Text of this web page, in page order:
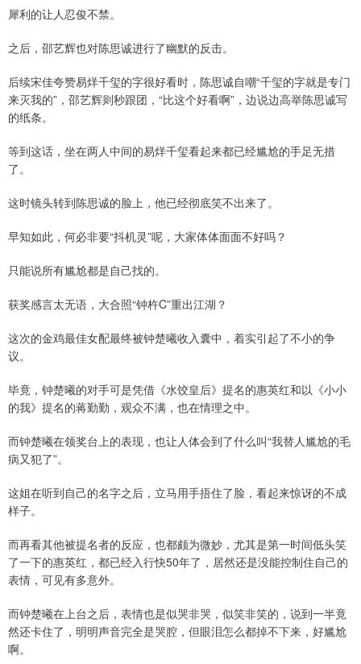
犀利的让人忍俊不禁。
之后，邵艺辉也对陈思诚进行了幽默的反击。
后续宋佳夸赞易烊千玺的字很好看时，陈思诚自嘲“千玺的字就是专门
来灭我的”，邵艺辉则秒跟团，“比这个好看啊”，边说边高举陈思诚写
的纸条。
等到这话，坐在两人中间的易烊千玺看起来都已经尴尬的手足无措
了。
这时镜头转到陈思诚的脸上，他已经彻底笑不出来了。
早知如此，何必非要“抖机灵”呢，大家体体面面不好吗？
只能说所有尴尬都是自己找的。
获奖感言太无语，大合照“钟杵C”重出江湖？
这次的金鸡最佳女配最终被钟楚曦收入囊中，着实引起了不小的争
议。
毕竟，钟楚曦的对手可是凭借《水饺皇后》提名的惠英红和以《小小
的我》提名的蒋勤勤，观众不满，也在情理之中。
而钟楚曦在领奖台上的表现，也让人体会到了什么叫“我替人尴尬的毛
病又犯了”。
这姐在听到自己的名字之后，立马用手捂住了脸，看起来惊讶的不成
样子。
而再看其他被提名者的反应，也都颇为微妙，尤其是第一时间低头笑
了一下的惠英红，都已经入行快50年了，居然还是没能控制住自己的
表情，可见有多意外。
而钟楚曦在上台之后，表情也是似哭非哭，似笑非笑的，说到一半竟
然还卡住了，明明声音完全是哭腔，但眼泪怎么都掉不下来，好尴尬
啊。